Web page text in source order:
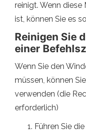
reinigt. Wenn
ist, können Sie es
Reinigen Sie
einer
Wenn Sie den
müssen, können
verwenden (die
erforderlich)
Führen Sie